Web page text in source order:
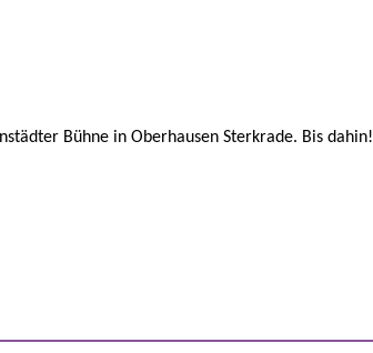
Bühne in Oberhausen Sterkrade. Bis dahin!